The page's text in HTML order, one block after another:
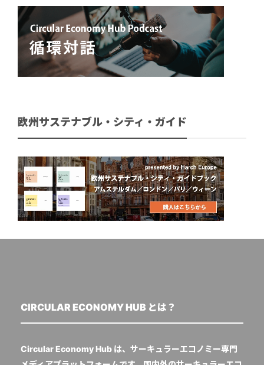
欧州サステナブル・シティ・ガイド
CIRCULAR ECONOMY HUB とは？
Circular Economy Hub は、サーキュラーエコノミー専門